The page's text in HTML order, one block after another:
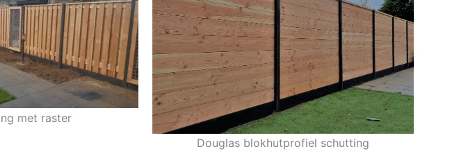
met raster
Douglas blokhutprofiel schutting